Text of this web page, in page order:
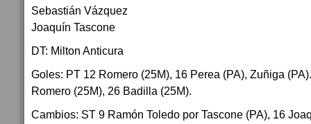
Sebastián Vázquez
Joaquín Tascone
DT: Milton Anticura
Goles: PT 12 Romero (25M), 16 Perea (PA), Zuñiga
Romero (25M), 26 Badilla (25M).
Cambios: ST 9 Ramón Toledo por Tascone (PA), 16